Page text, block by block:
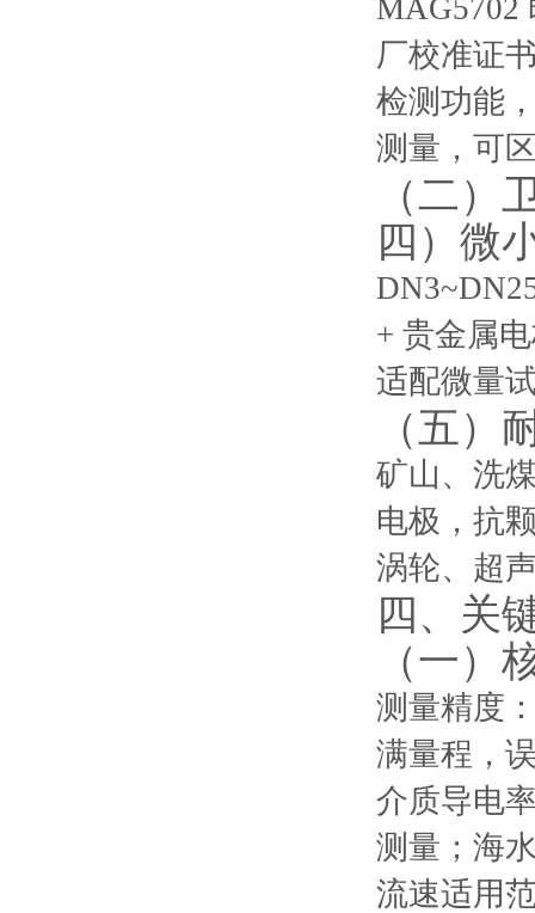
MAG5702
厂校准证
检测功能
测量，可
（二）
四）微
+ 贵金属
适配微量
（五）
矿山、洗
电极，抗
涡轮、超
四、关
（一）
测量精度
满量程，
介质导电
测量；海
流速适用